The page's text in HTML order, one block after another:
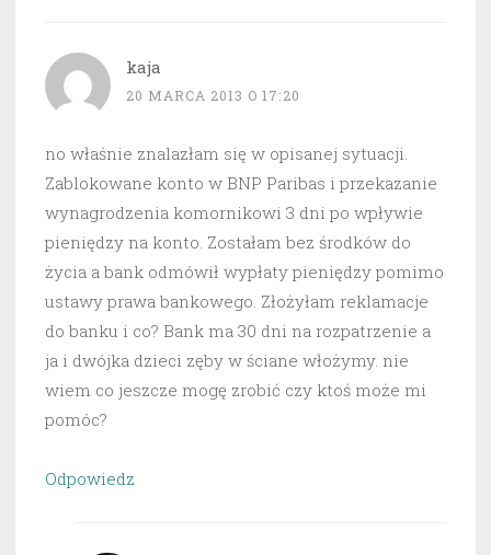
kaja
20 MARCA 2013 O 17:20
no właśnie znalazłam się w opisanej sytuacji.
Zablokowane konto w BNP Paribas i przekazanie
wynagrodzenia komornikowi 3 dni po wpływie
pieniędzy na konto. Zostałam bez środków do
życia a bank odmówił wypłaty pieniędzy pomimo
ustawy prawa bankowego. Złożyłam reklamacje
do banku i co? Bank ma 30 dni na rozpatrzenie a
ja i dwójka dzieci zęby w ściane włożymy. nie
wiem co jeszcze mogę zrobić czy ktoś może mi
pomóc?
Odpowiedz